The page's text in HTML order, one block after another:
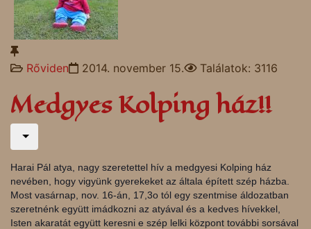
Rőviden 2014. november 15. Találatok: 3116
Medgyes Kolping ház!!
Harai Pál atya, nagy szeretettel hív a medgyesi Kolping ház
nevében, hogy vigyünk gyerekeket az általa épített szép házba.
Most vasárnap, nov. 16-án, 17,3o tól egy szentmise áldozatban
szeretnénk együtt imádkozni az atyával és a kedves hívekkel,
Isten akaratát együtt keresni e szép lelki központ további sorsával